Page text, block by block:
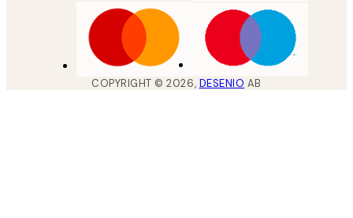
COPYRIGHT ©2026, DESENIO AB